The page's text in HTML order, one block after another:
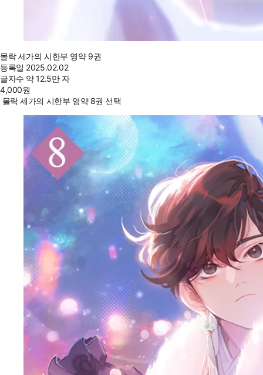
몰락 세가의 시한부 영약 9권
등록일 2025.02.02
글자수 약 12.5만 자
4,000원
몰락 세가의 시한부 영약 8권 선택